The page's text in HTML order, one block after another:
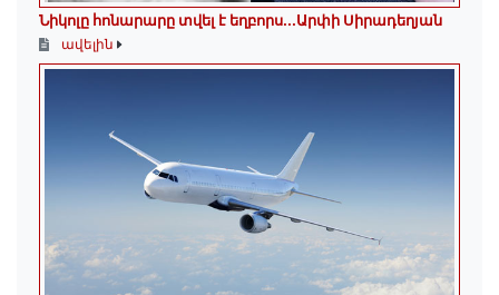
Նիկոլը հոնարարը տվել է եղբորս․․․Արփի Սիրադեղյան
ավելին